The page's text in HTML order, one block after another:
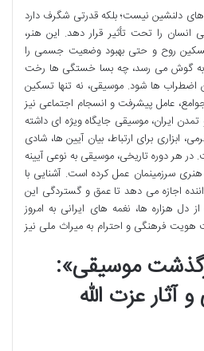
دلنشین نیست؛ بلکه قدرتی شگرف دارد
انسان را تحت تأثیر قرار دهد. این هنر،
تسکین روح و حتی بهبود وضعیت جسمی را
گوش می رسد، چه بسا خستگی ها رخت
اضطراب ها شود. موسیقی، نه تنها تسکین
عامل پیشرفت و انسجام اجتماعی نیز
ایران، موسیقی جایگاه ویژه ای داشته
ابزاری برای ارتباط، بیان آیین ها، شادی
هر دوره تاریخی، موسیقی به نوعی آیینه
سرزمینمان عمل کرده است. آشنایی با
اجازه می دهد تا عمق و گستردگی این
دل هزاره ها، نغمه های ایرانی به امروز
هویت فرهنگی و احترام به میراث ملی نیز
موسیقی»:
آثار عزت الله